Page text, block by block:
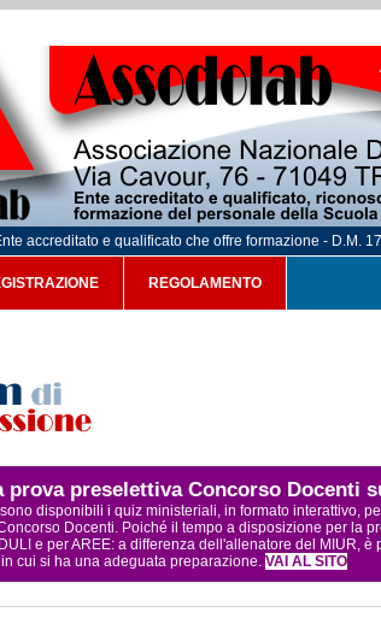
accreditato e qualificato che offre formazione - D.M.
REGOLAMENTO
prova preselettiva Concorso Docenti
disponibili i quiz ministeriali, in formato interattivo,
Docenti. Poiché il tempo a disposizione per la
e per AREE: a differenza dell'allenatore del MIUR,
cui si ha una adeguata preparazione. VAI AL SITO